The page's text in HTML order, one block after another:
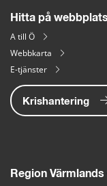
Hitta på
A till Ö
Webbkarta
E-tjänster
Krishantering
Region